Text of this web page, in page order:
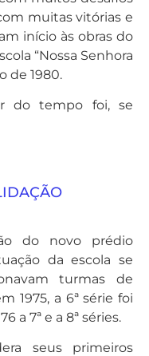
muitas vitórias e
início às obras do
“Nossa Senhora
de 1980.
do tempo foi, se
do novo prédio
da escola se
turmas de
1975, a 6ª série foi
a 7ª e a 8ª séries.
seus primeiros